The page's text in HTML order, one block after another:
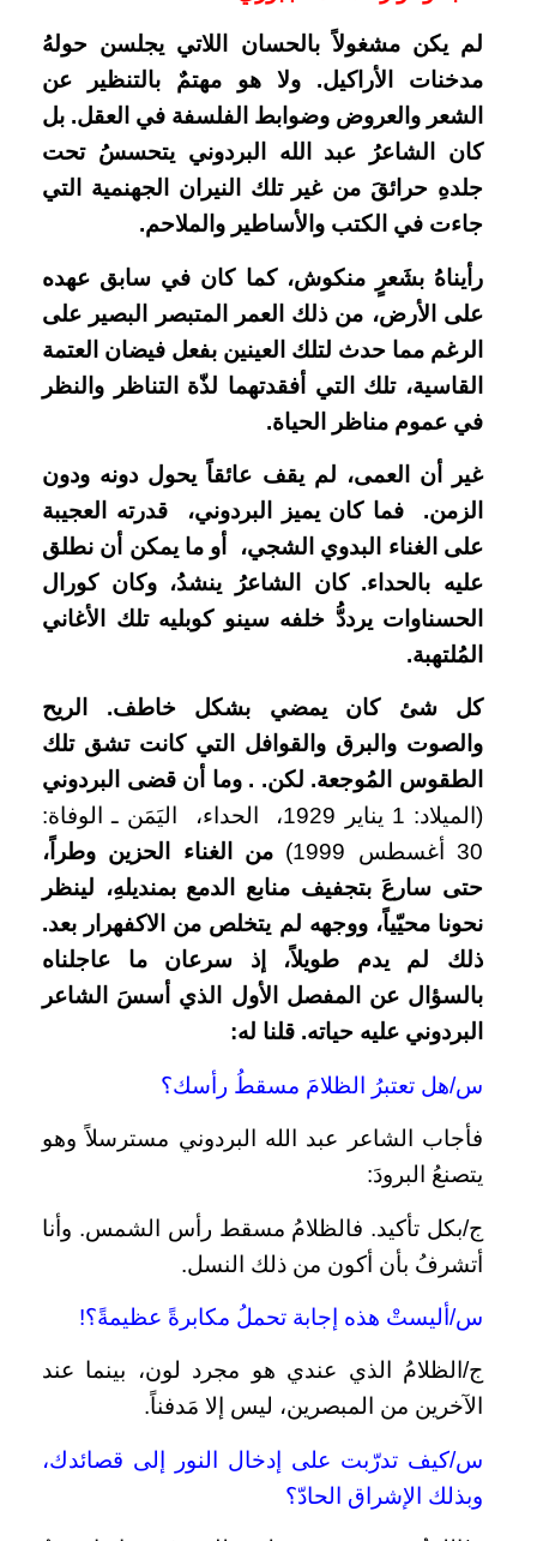
لم يكن مشغولاً بالحسان اللاتي يجلسن حولهُ
مدخنات الأراكيل. ولا هو مهتمٌ بالتنظير عن
الشعر والعروض وضوابط الفلسفة في العقل. بل
كان الشاعرُ عبد الله البردوني يتحسسُ تحت
جلدهِ حرائقَ من غير تلك النيران الجهنمية التي
جاءت في الكتب والأساطير والملاحم.
رأيناهُ بشَعرٍ منكوش، كما كان في سابق عهده
على الأرض، من ذلك العمر المتبصر البصير على
الرغم مما حدث لتلك العينين بفعل فيضان العتمة
القاسية، تلك التي أفقدتهما لذّة التناظر والنظر
في عموم مناظر الحياة.
غير أن العمى، لم يقف عائقاً يحول دونه ودون
الزمن. فما كان يميز البردوني، قدرته العجيبة
على الغناء البدوي الشجي، أو ما يمكن أن نطلق
عليه بالحداء. كان الشاعرُ ينشدُ، وكان كورال
الحسناوات يرددُّ خلفهسينو كوبليه تلك الأغاني
المُلتهبة.
كل شئ كان يمضي بشكل خاطف. الريح
والصوت والبرق والقوافل التي كانت تشق تلك
الطقوس المُوجعة. لكن. . وما أن قضى البردوني
(الميلاد: 1 يناير 1929، الحداء، اليَمَن ـ الوفاة:
30 أغسطس 1999)
من الغناء الحزين وطراً،
حتى سارعَ بتجفيف منابع الدمع بمنديلهِ، لينظر
نحونا محيّياً، ووجهه لم يتخلص من الاكفهرار بعد.
ذلك لم يدم طويلاً، إذ سرعان ما عاجلناه
بالسؤال عن المفصل الأول الذي أسسَ الشاعر
البردوني عليه حياته. قلنا له:
س/هل تعتبرُ الظلامَ مسقطُ رأسك؟
فأجاب الشاعر عبد الله البردوني مسترسلاً وهو
يتصنعُ البرودَ:
ج/بكل تأكيد. فالظلامُ مسقط رأس الشمس. وأنا
أتشرفُ بأن أكون من ذلك النسل.
س/أليستْ هذه إجابة تحملُ مكابرةً عظيمةً؟!
ج/الظلامُ الذي عندي هو مجرد لون، بينما عند
الآخرين من المبصرين، ليس إلا مَدفناً.
س/كيف تدرّبت على إدخال النور إلى قصائدك،
وبذلك الإشراق الحادّ؟